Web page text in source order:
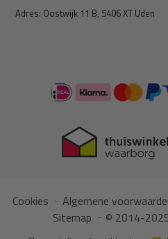
Adres: Oostwijk 11 B, 5406 XT Uden
Cookies Algemene
Sitemap
© 2014-